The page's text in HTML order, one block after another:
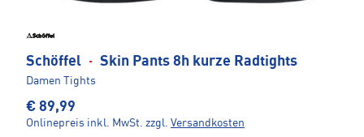
Schöffel · Skin Pants 8h kurze Radtights
Damen Tights
€ 89,99
Onlinepreis inkl. MwSt. zzgl. Versandkosten